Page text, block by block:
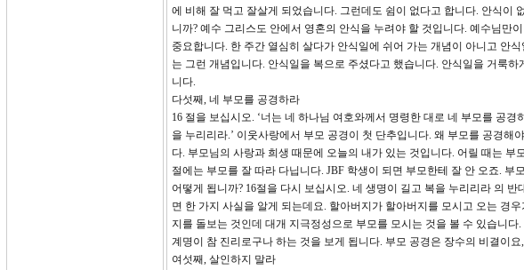
에 비해 잘 먹고 잘살게 되었습니다. 그런데도 쉼이 없다고 합니다. 안식이
니까? 예수 그리스도 안에서 영혼의 안식을 누려야 할 것입니다. 예수님만
중요합니다. 한 주간 열심히 살다가 안식일에 쉬어 가는 개념이 아니고 안
는 그런 개념입니다. 안식일을 복으로 주셨다고 했습니다. 안식일을 거룩
니다.
다섯째, 네 부모를 공경하라
16 절을 보십시오. ‘너는 네 하나님 여호와께서 명령한 대로 네 부모를 공
을 누리리라.’ 이웃사랑에서 부모 공경이 첫 단추입니다. 왜 부모를 공경해
다. 부모님의 사랑과 희생 때문에 오늘의 내가 있는 것입니다. 어릴 때는 부
절에는 부모를 잘 따라 다닙니다. JBF 학생이 되면 부모한테 잘 안 오죠.
어떻게 됩니까? 16절을 다시 보십시오. 네 생명이 길고 복을 누리리라 의
면 한 가지 사실을 알게 되는데요. 할아버지가 할아버지를 모시고 오는 경
지를 돌보는 것인데 대개 지극정성으로 부모를 모시는 것을 볼 수 있습니
계명이 참 진리로구나 하는 것을 보게 됩니다. 부모 공경은 장수의 비결이
여섯째, 살인하지 말라